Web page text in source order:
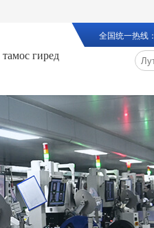
гиред
全国统一热线：